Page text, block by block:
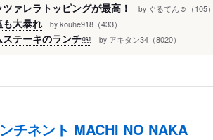
ァレラトッピングが最高！ by ぐるてん☺︎（105）
大暴れ by kouhe918（433）
ステーキのランチ￼ by アキタン34（8020）
チネント MACHI NO NAKA